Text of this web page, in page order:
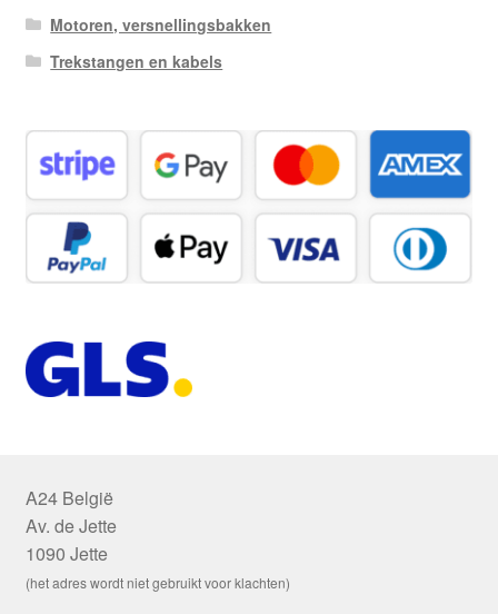
Motoren, versnellingsbakken
Trekstangen en kabels
A24 België
Av. de Jette
1090 Jette
(het adres wordt niet gebruikt voor klachten)